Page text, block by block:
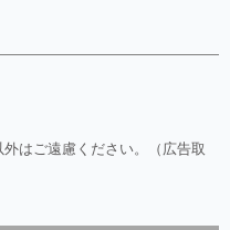
はご遠慮ください。（広告取